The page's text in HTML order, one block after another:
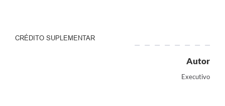
Galeria de Vídeos
CRÉDITO SUPLEMENTAR
Autor
Executivo